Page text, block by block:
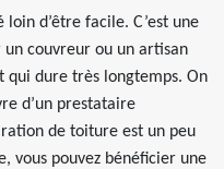
d’être facile. C’est une
couvreur ou un artisan
qui dure très longtemps. On
d’un prestataire
de toiture est un peu
vous pouvez bénéficier une